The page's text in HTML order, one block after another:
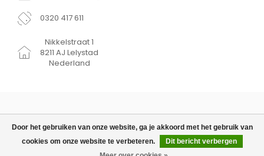
€17,95
TOEVOEGEN AAN
Door het gebruiken van onze website, ga je akkoord met het gebruik van
cookies om onze website te verbeteren.
Dit bericht verbergen
0320 417 611
Nikkelstraat 1
8211 AJ Lelystad
Nederland
© Copyright 2026 Babydrogist.nl